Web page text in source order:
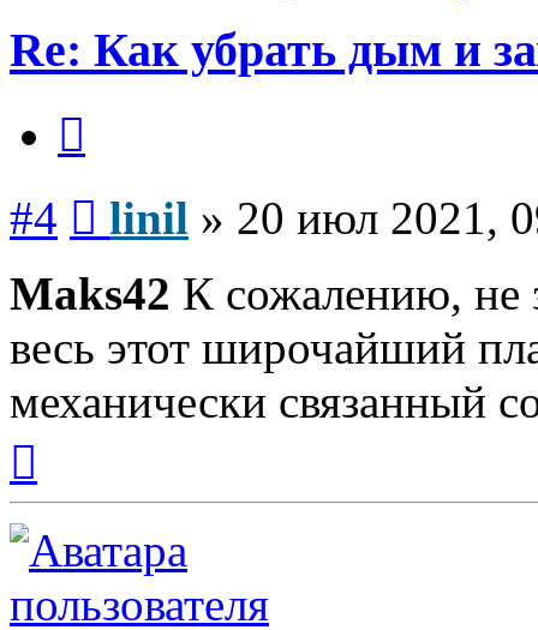
Re: Как убрать дым и
#4 linil » 20 июл 2021,
Maks42 К сожалению, не
весь этот широчайший
механически связанный
началу